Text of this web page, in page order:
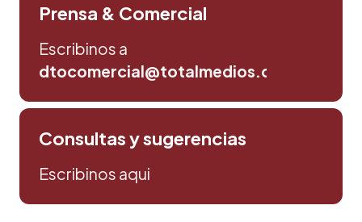
Prensa & Comercial
Escribinos a
dtocomercial@totalmedios.com
Consultas y sugerencias
Escribinos aqui